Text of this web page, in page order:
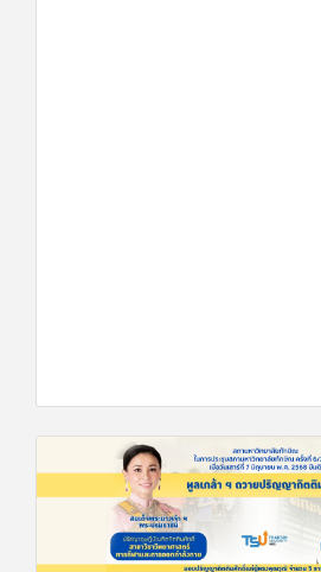
ประกาศผลการคัดเลือกบุคคลภายนอ
ของที่ระลึกภายในงานพิธีพระร...
29 ส.ค. 68